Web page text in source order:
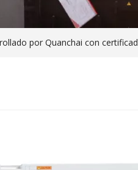
por Quanchai con